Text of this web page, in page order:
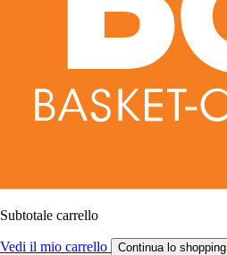
Subtotale carrello
Vedi il mio carrello Continua lo shopping